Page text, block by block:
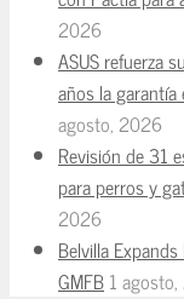
2026
ASUS refuerza
años la
agosto, 2026
Revisión de 31
para perros y
2026
Belvilla
GMFB1